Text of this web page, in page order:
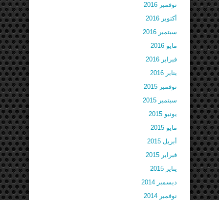
نوفمبر 2016
أكتوبر 2016
سبتمبر 2016
مايو 2016
فبراير 2016
يناير 2016
نوفمبر 2015
سبتمبر 2015
يونيو 2015
مايو 2015
أبريل 2015
فبراير 2015
يناير 2015
ديسمبر 2014
نوفمبر 2014